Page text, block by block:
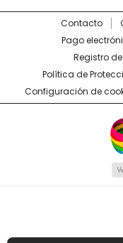
Contacto
Pago
Registro
Política de
Configuración de